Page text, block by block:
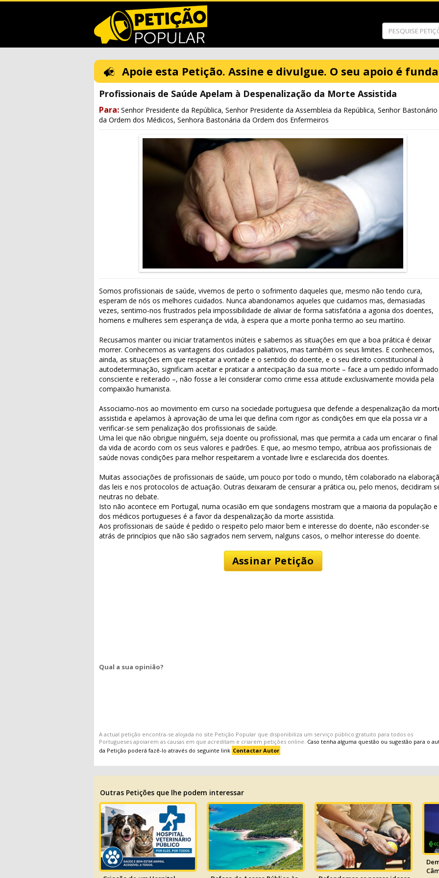
Apoie esta Petição. Assine e divulgue. O seu apoio é
Profissionais de Saúde Apelam à Despenalização da Morte Assistida
Para: Senhor Presidente da República, Senhor Presidente da Assembleia da República, Senhor Bastonário
da Ordem dos Médicos, Senhora Bastonária da Ordem dos Enfermeiros
Somos profissionais de saúde, vivemos de perto o sofrimento daqueles que, mesmo não tendo cura,
esperam de nós os melhores cuidados. Nunca abandonamos aqueles que cuidamos mas, demasiadas
vezes, sentimo-nos frustrados pela impossibilidade de aliviar de forma satisfatória a agonia dos doentes,
homens e mulheres sem esperança de vida, à espera que a morte ponha termo ao seu martírio.
Recusamos manter ou iniciar tratamentos inúteis e sabemos as situações em que a boa prática é deixar
morrer. Conhecemos as vantagens dos cuidados paliativos, mas também os seus limites. E conhecemos,
ainda, as situações em que respeitar a vontade e o sentido do doente, e o seu direito constitucional à
autodeterminação, significam aceitar e praticar a antecipação da sua morte – face a um pedido
consciente e reiterado –, não fosse a lei considerar como crime essa atitude exclusivamente movida pela
compaixão humanista.
Associamo-nos ao movimento em curso na sociedade portuguesa que defende a despenalização da
assistida e apelamos à aprovação de uma lei que defina com rigor as condições em que ela possa vir a
verificar-se sem penalização dos profissionais de saúde.
Uma lei que não obrigue ninguém, seja doente ou profissional, mas que permita a cada um encarar o final
da vida de acordo com os seus valores e padrões. E que, ao mesmo tempo, atribua aos profissionais de
saúde novas condições para melhor respeitarem a vontade livre e esclarecida dos doentes.
Muitas associações de profissionais de saúde, um pouco por todo o mundo, têm colaborado na
das leis e nos protocolos de actuação. Outras deixaram de censurar a prática ou, pelo menos, decidiram
neutras no debate.
Isto não acontece em Portugal, numa ocasião em que sondagens mostram que a maioria da população e
dos médicos portugueses é a favor da despenalização da morte assistida.
Aos profissionais de saúde é pedido o respeito pelo maior bem e interesse do doente, não esconder-se
atrás de princípios que não são sagrados nem servem, nalguns casos, o melhor interesse do doente.
Assinar Petição
Qual a sua opinião?
A actual petição encontra-se alojada no site Petição Popular que disponibiliza um serviço público gratuito para todos os
Portugueses apoiarem as causas em que acreditam e criarem petições online. Caso tenha alguma questão ou sugestão para o
da Petição poderá fazê-lo através do seguinte link Contactar Autor
Outras Petições que lhe podem interessar